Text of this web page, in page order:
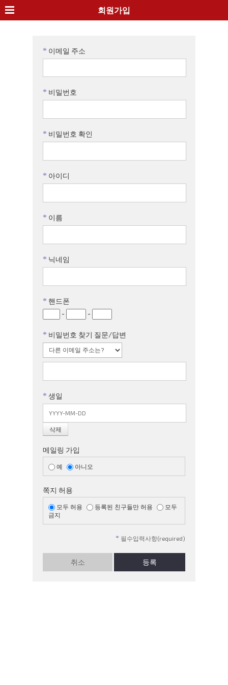
회원가입
* 이메일 주소
* 비밀번호
* 비밀번호 확인
* 아이디
* 이름
* 닉네임
* 핸드폰
-
-
* 비밀번호 찾기 질문/답변
* 생일
메일링 가입
예 아니오
쪽지 허용
모두 허용 등록된 친구들만 허용
모두
금지
* 필수입력사항(required)
취소 등록